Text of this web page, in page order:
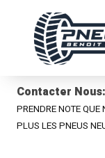
Contacter
PRENDRE NOTE
PLUS LES PNEUS